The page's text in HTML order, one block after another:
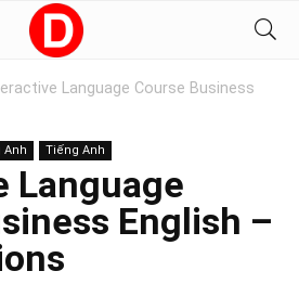
Language Course Business
Anh Tiếng Anh
Language
English –